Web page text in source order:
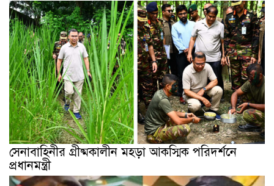
সেনাবাহিনীর গ্রীষ্মকালীন মহড়া আকস্মিক পরিদর্শনে
প্রধানমন্ত্রী